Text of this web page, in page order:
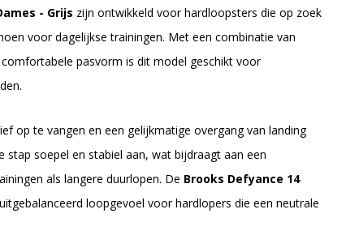
- Grijs zijn ontwikkeld voor hardloopsters die op zoek
voor dagelijkse trainingen. Met een combinatie van
pasvorm is dit model geschikt voor
op te vangen en een gelijkmatige overgang van landing
soepel en stabiel aan, wat bijdraagt aan een
als langere duurlopen. De Brooks Defyance 14
loopgevoel voor hardlopers die een neutrale